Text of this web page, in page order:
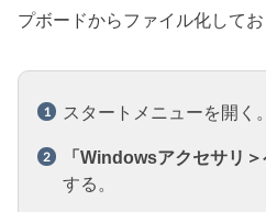
プボードからファイル化してお
スタートメニューを開く。
「Windowsアクセサリ＞
する。